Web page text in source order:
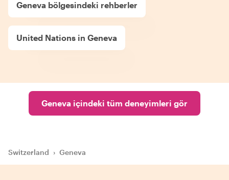
Geneva bölgesindeki rehberler
United Nations in Geneva
Geneva içindeki tüm deneyimleri gör
Switzerland › Geneva